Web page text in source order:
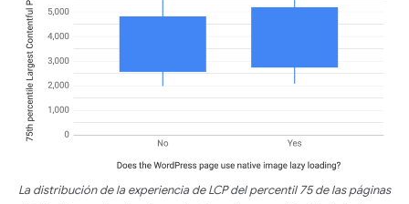
La distribución de la experiencia de LCP del percentil 75 de las páginas